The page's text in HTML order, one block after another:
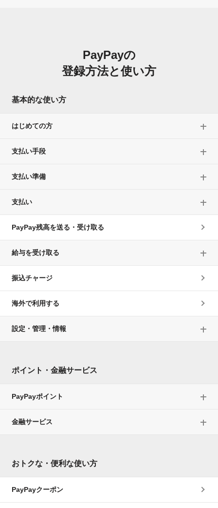
PayPayの
登録方法と使い方
基本的な使い方
はじめての方
支払い手段
支払い準備
支払い
PayPay残高を送る・受け取る
給与を受け取る
振込チャージ
海外で利用する
設定・管理・情報
ポイント・金融サービス
PayPayポイント
金融サービス
おトクな・便利な使い方
PayPayクーポン